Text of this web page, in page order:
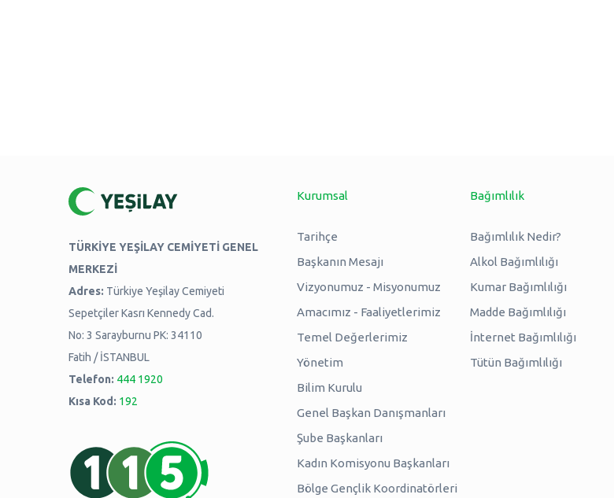
TÜRKİYE YEŞİLAY CEMİYETİ GENEL
MERKEZİ
Adres: Türkiye Yeşilay Cemiyeti
Sepetçiler Kasrı Kennedy Cad.
No: 3 Sarayburnu PK: 34110
Fatih / İSTANBUL
Telefon: 444 1920
Kısa Kod: 192
Kurumsal
Tarihçe
Başkanın Mesajı
Vizyonumuz - Misyonumuz
Amacımız - Faaliyetlerimiz
Temel Değerlerimiz
Yönetim
Bilim Kurulu
Genel Başkan Danışmanları
Şube Başkanları
Kadın Komisyonu Başkanları
Bölge Gençlik Koordinatörleri
Bağımlılık
Bağımlılık Nedir?
Alkol Bağımlılığı
Kumar Bağımlılığı
Madde Bağımlılığı
İnternet Bağımlılığı
Tütün Bağımlılığı